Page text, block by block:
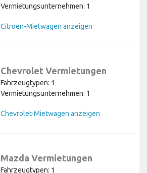
Vermietungsunternehmen: 1
Citroen-Mietwagen anzeigen
Chevrolet Vermietungen
Fahrzeugtypen: 1
Vermietungsunternehmen: 1
Chevrolet-Mietwagen anzeigen
Mazda Vermietungen
Fahrzeugtypen: 1